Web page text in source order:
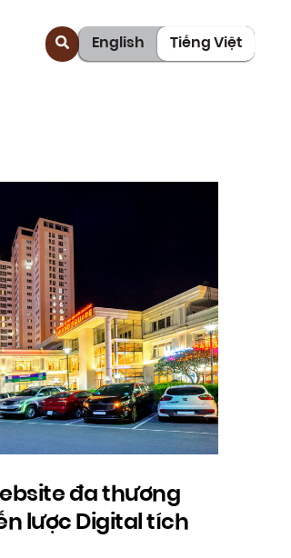
English Tiếng Việt
đa thương
lược Digital tích